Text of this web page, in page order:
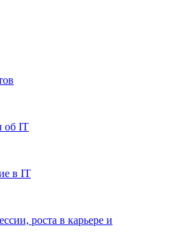
об IT
в IT
роста в карьере и